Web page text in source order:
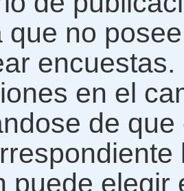
que no
en el
de
puede